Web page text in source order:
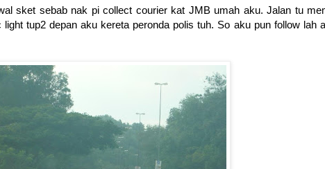
sket sebab nak pi collect courier kat JMB umah aku. Jalan tu
tup2 depan aku kereta peronda polis tuh. So aku pun follow lah